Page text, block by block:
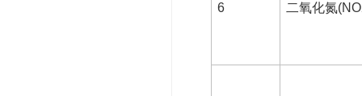
6 二氧化氮